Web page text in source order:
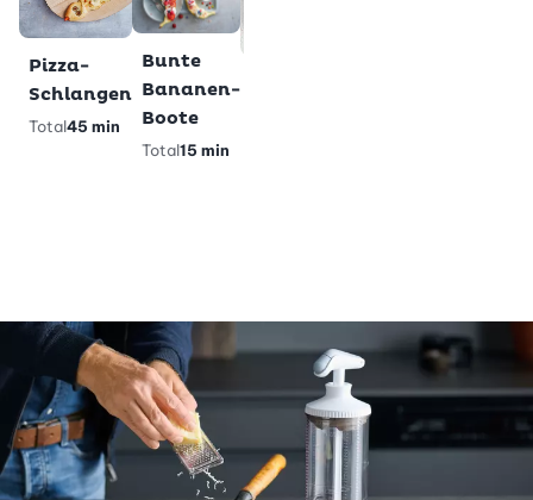
Pizza-
Schlangen
Total45 min
Bunte
Bananen-
Boote
Total15 min